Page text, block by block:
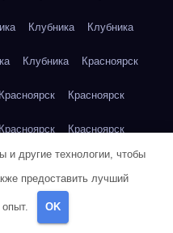
Клубника Клубника
Клубника Красноярск
Красноярск Красноярск
Красноярск Красноярск
Красноярск Красноярск
Кукуруза
и другие технологии, чтобы
предоставить лучший
OK